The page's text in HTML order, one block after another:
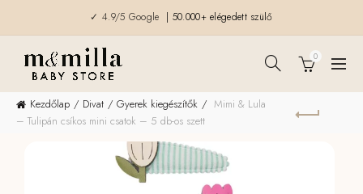
✓ 4.9/5 Google | 50.000+ elégedett szülő
0
Kezdőlap Divat Gyerek kiegészítők
Mimi & Lula
– Tulipán csíkos mini csatok – 5 db-os szett